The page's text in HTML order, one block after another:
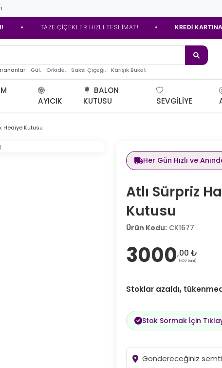
TAZE ÇİÇEKLER HIZLI TESLİMAT! • KREDİ KARTINA
Gül, Orkide, Saksı Çiçeği, Karışık Buket
AYICIK
BALON
KUTUSU
SEVGILIYE
Hediye Kutusu
Her Gün Hızlı ve
Atlı Sürpriz
Kutusu
Ürün Kodu: CK1677
3000,00 ₺
(KDV Dahil)
Stoklar azaldı,
Stok Sormak İçin